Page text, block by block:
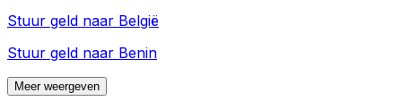
Stuur geld naar België
Stuur geld naar Benin
Meer weergeven